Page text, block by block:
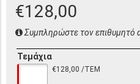
€128,00
Συμπληρώστε τον επιθυμητό
Τεμάχια
€128,00 /ΤΕΜ